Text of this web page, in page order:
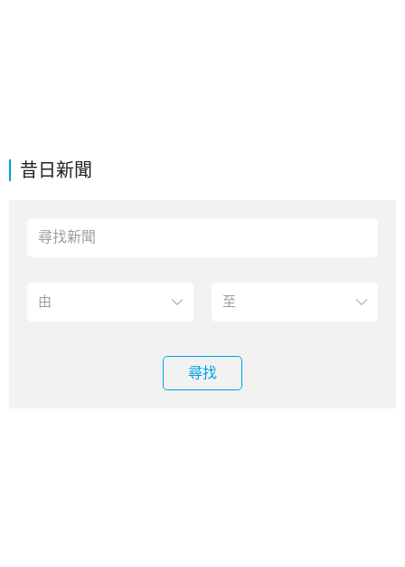
昔日新聞
尋找